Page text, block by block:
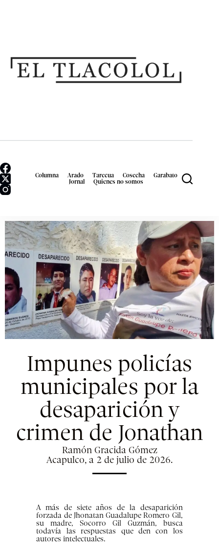
Columna Arado Tarecua Cosecha
Garabato
Jornal
Quienes no somos
Impunes policías
municipales por la
desaparición y
crimen de Jonathan
Ramón Gracida Gómez
Acapulco, a 2 de julio de 2026.
A más de siete años de la desaparición
forzada de Jhonatan Guadalupe Romero Gil,
su madre, Socorro Gil Guzmán, busca
todavía las respuestas que den con los
autores intelectuales.